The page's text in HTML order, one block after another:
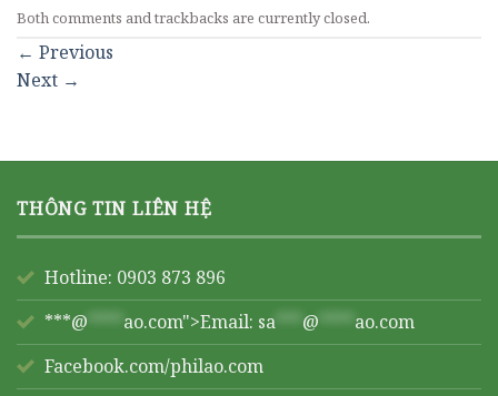
Both comments and trackbacks are currently closed.
← Previous
Next →
THÔNG TIN LIÊN HỆ
Hotline: 0903 873 896
***@ **** ao.com">Email: sa *** @ **** ao.com
Facebook.com/philao.com